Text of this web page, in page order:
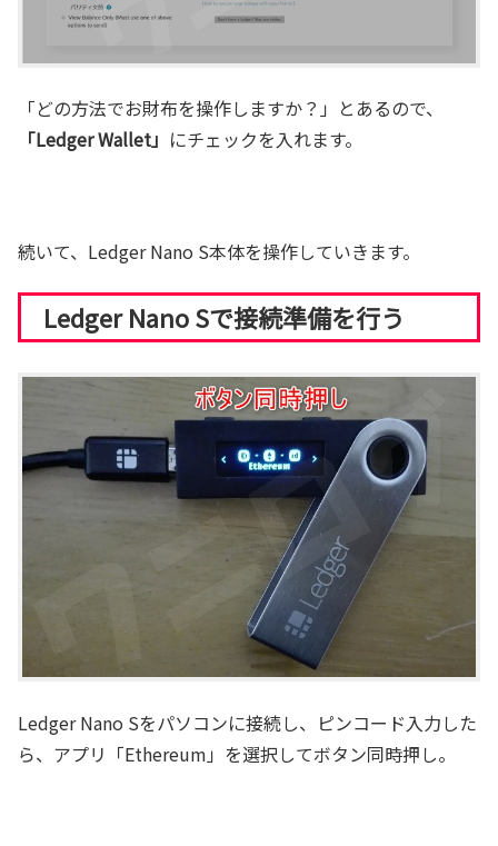
「どの方法でお財布を操作しますか？」とあるので、
「Ledger Wallet」 にチェックを入れます。
続いて、Ledger Nano S本体を操作していきます。
Ledger Nano Sで接続準備を行う
Ledger Nano Sをパソコンに接続し、ピンコード入力した
ら、アプリ「Ethereum」を選択してボタン同時押し。